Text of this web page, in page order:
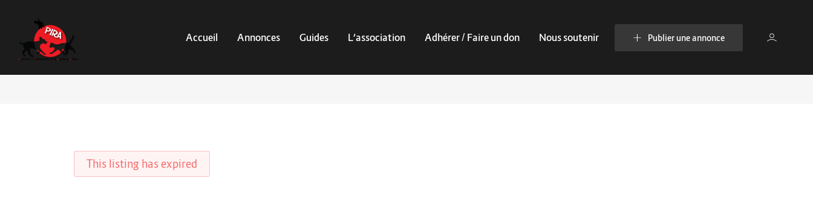
Accueil Annonces Guides L’association Adhérer / Faire un don Nous soutenir Publier une annonce
This listing has expired